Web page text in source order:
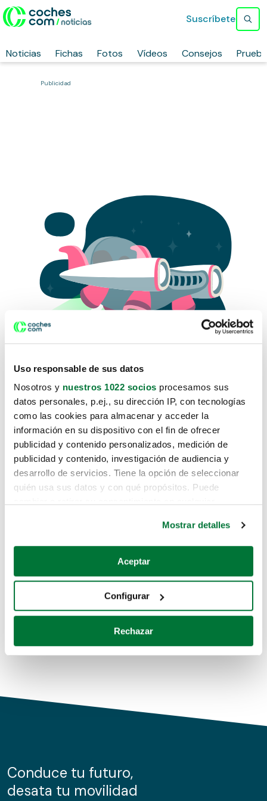
Uso responsable de sus datos
Nosotros y nuestros 1022 socios procesamos sus
datos personales, p.ej., su dirección IP, con tecnologías
como las cookies para almacenar y acceder la
información en su dispositivo con el fin de ofrecer
publicidad y contenido personalizados, medición de
publicidad y contenido, investigación de audiencia y
desarrollo de servicios. Tiene la opción de seleccionar
quién usa sus datos y con qué propósitos. Puede
Si lo permite, también quisiéramos:
Recopilar información sobre su ubicación geográfica
Identificar su dispositivo analizándolo activamente
para buscar características específicas (huellas
Obtenga más información sobre cómo se procesan sus
de cookies.
información sobre el uso que haga del sitio web con
nuestros partners de redes sociales, publicidad y análisis
Mostrar detalles
Aceptar
Configurar
Rechazar
Noticias Fichas Fotos Vídeos Consejos
Suscríbete
Publicidad
Lo sentimos, no sabemos como
te hemos traido hasta aquí.
Pero puedes encontrar el coche que estás
buscando en alguno de estos enlaces:
Coches de segunda mano
Coches de km0
Conduce tu futuro,
desata tu movilidad